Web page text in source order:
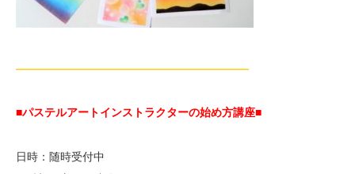
—————————————————————
■パステルアートインストラクターの始め方講座■
日時：随時受付中